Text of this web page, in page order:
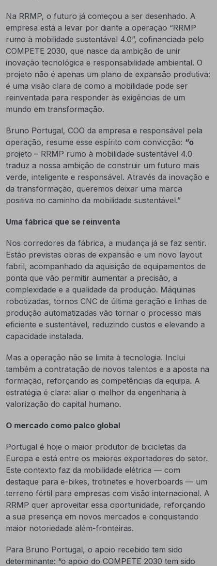
Na RRMP, o futuro já começou a ser desenhado. A
empresa está a levar por diante a operação “RRMP
rumo à mobilidade sustentável 4.0”, cofinanciada pelo
COMPETE 2030, que nasce da ambição de unir
inovação tecnológica e responsabilidade ambiental. O
projeto não é apenas um plano de expansão produtiva:
é uma visão clara de como a mobilidade pode ser
reinventada para responder às exigências de um
mundo em transformação.
Bruno Portugal, COO da empresa e responsável pela
operação, resume esse espírito com convicção: “o
projeto – RRMP rumo à mobilidade sustentável 4.0
traduz a nossa ambição de construir um futuro mais
verde, inteligente e responsável. Através da inovação e
da transformação, queremos deixar uma marca
positiva no caminho da mobilidade sustentável.”
Uma fábrica que se reinventa
Nos corredores da fábrica, a mudança já se faz sentir.
Estão previstas obras de expansão e um novo layout
fabril, acompanhado da aquisição de equipamentos de
ponta que vão permitir aumentar a precisão, a
complexidade e a qualidade da produção. Máquinas
robotizadas, tornos CNC de última geração e linhas de
produção automatizadas vão tornar o processo mais
eficiente e sustentável, reduzindo custos e elevando a
capacidade instalada.
Mas a operação não se limita à tecnologia. Inclui
também a contratação de novos talentos e a aposta na
formação, reforçando as competências da equipa. A
estratégia é clara: aliar o melhor da engenharia à
valorização do capital humano.
O mercado como palco global
Portugal é hoje o maior produtor de bicicletas da
Europa e está entre os maiores exportadores do setor.
Este contexto faz da mobilidade elétrica — com
destaque para e-bikes, trotinetes e hoverboards — um
terreno fértil para empresas com visão internacional. A
RRMP quer aproveitar essa oportunidade, reforçando
a sua presença em novos mercados e conquistando
maior notoriedade além-fronteiras.
Para Bruno Portugal, o apoio recebido tem sido
determinante: “o apoio do COMPETE 2030 tem sido